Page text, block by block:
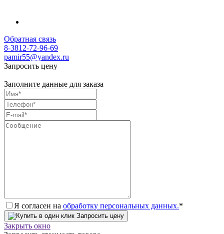
Обратная связь
8-3812-72-96-69
pamir55@yandex.ru
Запросить цену
Заполните данные для заказа
Я согласен на обработку персональных данных.*
Запросить цену
Закрыть окно